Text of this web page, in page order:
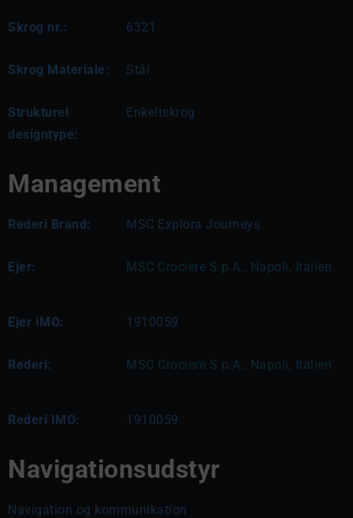
Skrog nr.: 6321
Skrog Materiale: Stål
Strukturel
designtype:
Enkeltskrog
Management
Rederi Brand: MSC Explora Journeys
Ejer: MSC Crociere S.p.A., Napoli, Italien
Ejer IMO: 1910059
Rederi: MSC Crociere S.p.A., Napoli, Italien
Rederi IMO: 1910059
Navigationsudstyr
Navigation og kommunikation